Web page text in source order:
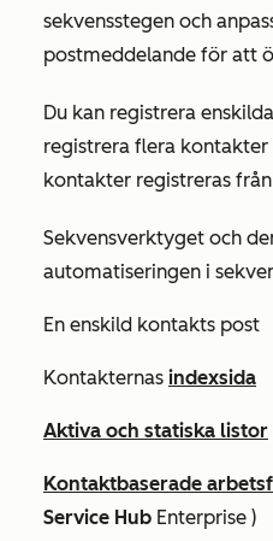
sekvensstegen och
postmeddelande för att
Du kan registrera
registrera flera
kontakter registreras
Sekvensverktyget och
automatiseringen i
En enskild kontakts post
Kontakternas indexsida
Aktiva och statiska listor
Kontaktbaserade
Service Hub Enterprise )